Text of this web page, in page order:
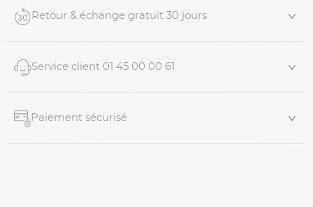
Retour & échange gratuit 30 jours
Service client 01 45 00 00 61
Paiement sécurisé